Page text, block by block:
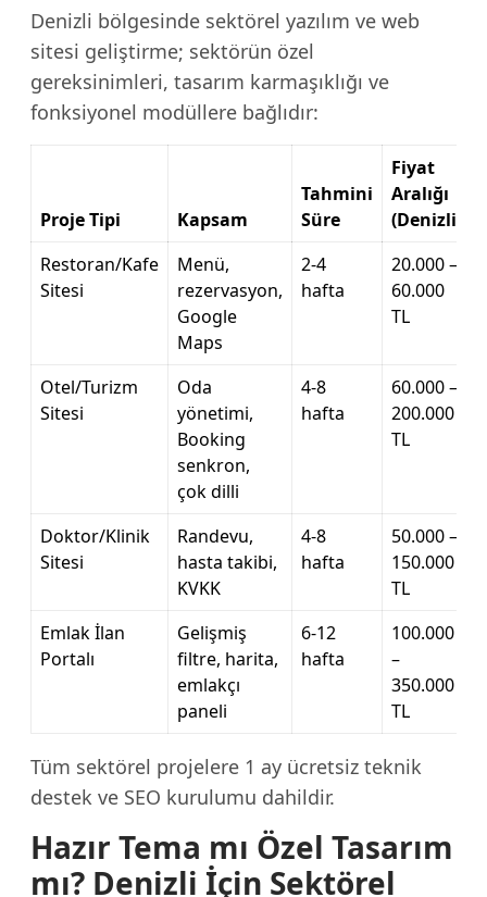
Denizli bölgesinde sektörel yazılım ve web
sitesi geliştirme; sektörün özel
gereksinimleri, tasarım karmaşıklığı ve
fonksiyonel modüllere bağlıdır:
Proje Tipi Kapsam
Tahmini
Süre
Fiyat
Aralığı
(Denizli)
Restoran/Kafe
Sitesi
Menü,
rezervasyon,
Google
Maps
2-4
hafta
20.000 –
60.000
TL
Otel/Turizm
Sitesi
Oda
yönetimi,
Booking
senkron,
çok dilli
4-8
hafta
60.000 –
200.000
TL
Doktor/Klinik
Sitesi
Randevu,
hasta takibi,
KVKK
4-8
hafta
50.000 –
150.000
TL
Emlak İlan
Portalı
Gelişmiş
filtre, harita,
emlakçı
paneli
6-12
hafta
100.000
–
350.000
TL
Tüm sektörel projelere 1 ay ücretsiz teknik
destek ve SEO kurulumu dahildir.
Hazır Tema mı Özel Tasarım
mı? Denizli İçin Sektörel